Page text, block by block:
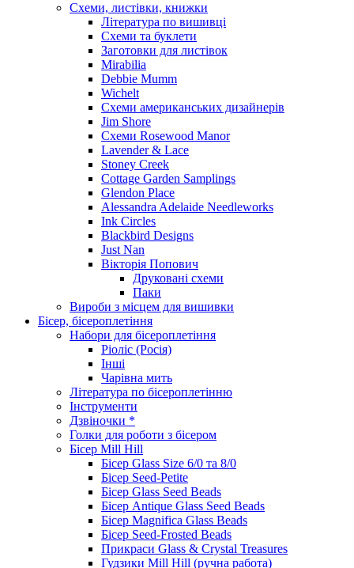
Схеми, листівки, книжки
Література по вишивці
Схеми та буклети
Заготовки для листівок
Mirabilia
Debbie Mumm
Wichelt
Схеми американських дизайнерів
Jim Shore
Cхеми Rosewood Manor
Lavender & Lace
Stoney Creek
Cottage Garden Samplings
Glendon Place
Alessandra Adelaide Needleworks
Ink Circles
Blackbird Designs
Just Nan
Вікторія Попович
Друковані схеми
Паки
Вироби з місцем для вишивки
Бісер, бісероплетіння
Набори для бісероплетіння
Ріоліс (Росія)
Інші
Чарівна мить
Література по бісероплетінню
Інструменти
Дзвіночки *
Голки для роботи з бісером
Бісер Mill Hill
Бісер Glass Size 6/0 та 8/0
Бісер Seed-Petite
Бісер Glass Seed Beads
Бісер Antique Glass Seed Beads
Бісер Magnifica Glass Beads
Бісер Seed-Frosted Beads
Прикраси Glass & Crystal Treasures
Гудзики Mill Hill (ручна работа)